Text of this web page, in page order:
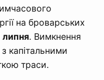
на броварських
липня. Вимкнення
з капітальними
траси.